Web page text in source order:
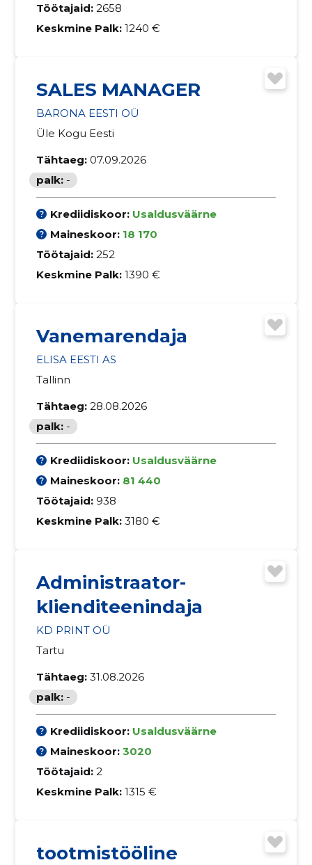
Töötajaid: 2658
Keskmine Palk: 1240 €
SALES MANAGER
BARONA EESTI OÜ
Üle Kogu Eesti
Tähtaeg: 07.09.2026
palk: -
Krediidiskoor: Usaldusväärne
Maineskoor: 18 170
Töötajaid: 252
Keskmine Palk: 1390 €
Vanemarendaja
ELISA EESTI AS
Tallinn
Tähtaeg: 28.08.2026
palk: -
Krediidiskoor: Usaldusväärne
Maineskoor: 81 440
Töötajaid: 938
Keskmine Palk: 3180 €
Administraator-
klienditeenindaja
KD PRINT OÜ
Tartu
Tähtaeg: 31.08.2026
palk: -
Krediidiskoor: Usaldusväärne
Maineskoor: 3020
Töötajaid: 2
Keskmine Palk: 1315 €
tootmistööline